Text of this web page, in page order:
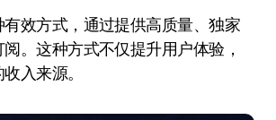
效方式，通过提供高质量、独家
。这种方式不仅提升用户体验，
入来源。